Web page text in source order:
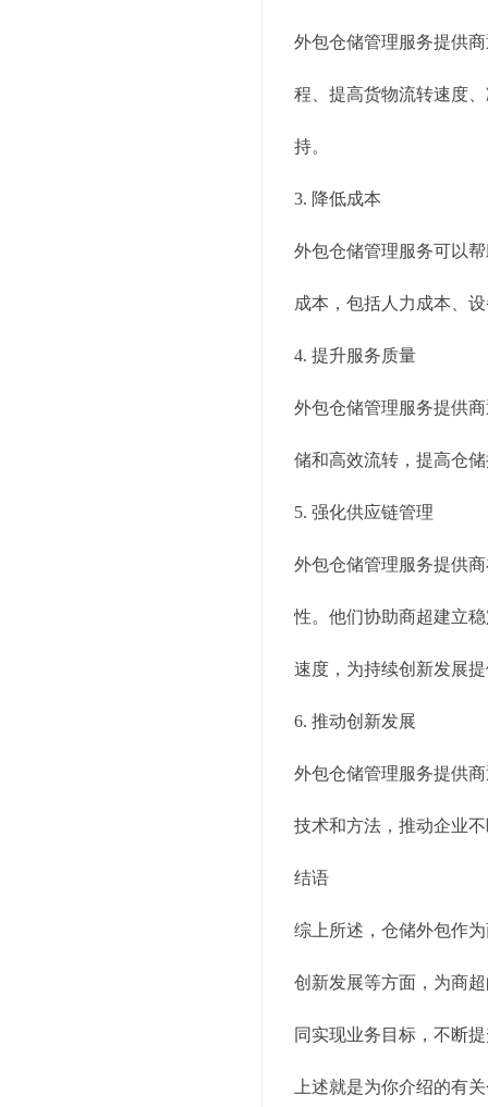
外包仓储管理服务提供
程、提高货物流转速度
持。
3. 降低成本
外包仓储管理服务可以
成本，包括人力成本、
4. 提升服务质量
外包仓储管理服务提供
储和高效流转，提高仓
5. 强化供应链管理
外包仓储管理服务提供
性。他们协助商超建立
速度，为持续创新发展
6. 推动创新发展
外包仓储管理服务提供
技术和方法，推动企业
结语
综上所述，仓储外包作
创新发展等方面，为商
同实现业务目标，不断
上述就是为你介绍的有